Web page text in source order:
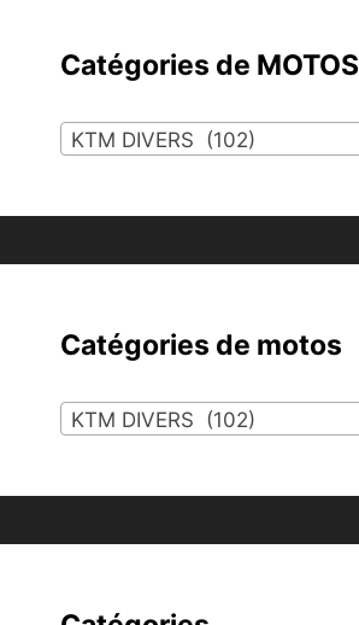
Catégories de MOTOS
KTM DIVERS (102)
Catégories de motos
KTM DIVERS (102)